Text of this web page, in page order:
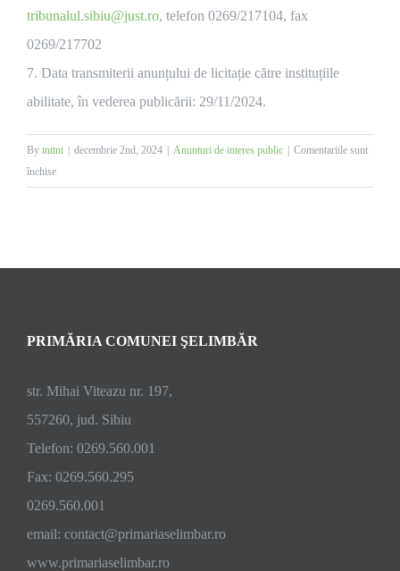
tribunalul.sibiu@just.ro, telefon 0269/217104, fax
0269/217702
7. Data transmiterii anunțului de licitație către instituțiile
abilitate, în vederea publicării: 29/11/2024.
By tnttnt decembrie 2nd, 2024 Anunturi de interes public
Comentariile sunt
închisepentru
PRIMĂRIA COMUNEI ŞELIMBĂR
str. Mihai Viteazu nr. 197,
557260, jud. Sibiu
Telefon: 0269.560.001
Fax: 0269.560.295
0269.560.001
email: contact@primariaselimbar.ro
www.primariaselimbar.ro